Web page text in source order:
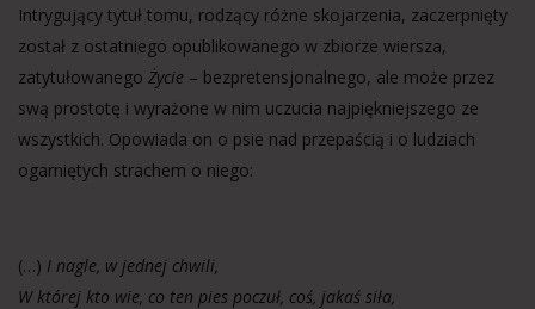
Intrygujący tytuł tomu, rodzący różne skojarzenia, zaczerpnięty
został z ostatniego opublikowanego w zbiorze wiersza,
zatytułowanego Życie – bezpretensjonalnego, ale może przez
swą prostotę i wyrażone w nim uczucia najpiękniejszego ze
wszystkich. Opowiada on o psie nad przepaścią i o ludziach
ogarniętych strachem o niego:
(…) I nagle, w jednej chwili,
W której kto wie, co ten pies poczuł, coś, jakaś siła,